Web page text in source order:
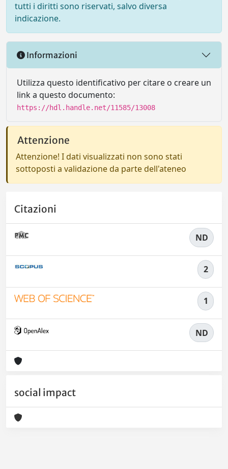
tutti i diritti sono riservati, salvo diversa
indicazione.
Informazioni
Utilizza questo identificativo per citare o creare un
link a questo documento:
https://hdl.handle.net/11585/13008
Attenzione
Attenzione! I dati visualizzati non sono stati
sottoposti a validazione da parte dell'ateneo
Citazioni
ND
2
1
ND
social impact